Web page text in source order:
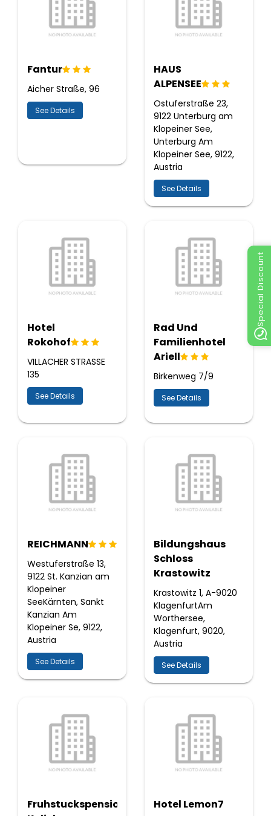
Special Discount
Fantur
Aicher Straße, 96
See Details
HAUS
ALPENSEE
Ostuferstraße 23,
9122 Unterburg am
Klopeiner See,
Unterburg Am
Klopeiner See, 9122,
Austria
See Details
Hotel
Rokohof
VILLACHER STRASSE
135
See Details
Rad Und
Familienhotel
Ariell
Birkenweg 7/9
See Details
REICHMANN
Westuferstraße 13,
9122 St. Kanzian am
Klopeiner
SeeKärnten, Sankt
Kanzian Am
Klopeiner Se, 9122,
Austria
See Details
Bildungshaus
Schloss
Krastowitz
Krastowitz 1, A-9020
KlagenfurtAm
Worthersee,
Klagenfurt, 9020,
Austria
See Details
Fruhstuckspension
Hotel Lemon7